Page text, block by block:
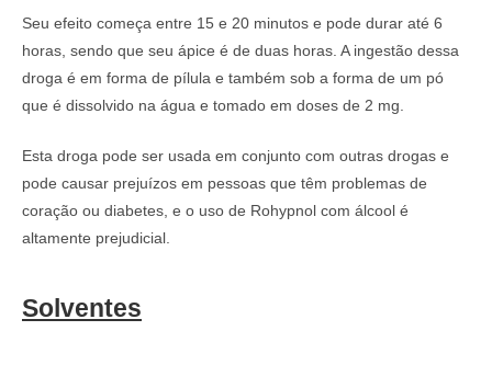
Seu efeito começa entre 15 e 20 minutos e pode durar até 6
horas, sendo que seu ápice é de duas horas. A ingestão dessa
droga é em forma de pílula e também sob a forma de um pó
que é dissolvido na água e tomado em doses de 2 mg.
Esta droga pode ser usada em conjunto com outras drogas e
pode causar prejuízos em pessoas que têm problemas de
coração ou diabetes, e o uso de Rohypnol com álcool é
altamente prejudicial.
Solventes